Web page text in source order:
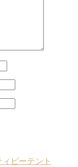
ピーテント